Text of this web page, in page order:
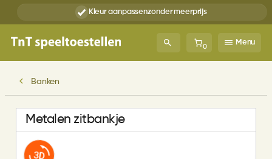
Kleur aanpassenzonder meerprijs
0
Menu
Banken
Metalen zitbankje